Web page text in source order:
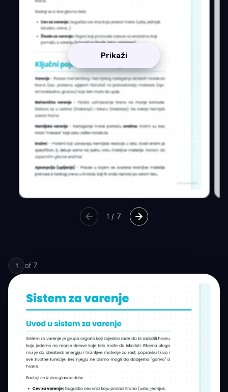
Prikaži
1 / 7
1 of 7